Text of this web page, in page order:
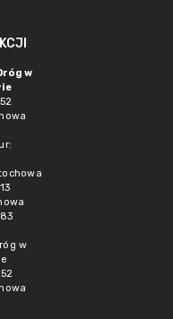
w
w